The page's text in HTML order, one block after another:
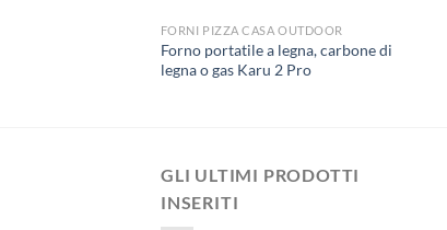
FORNI PIZZA CASA OUTDOOR
Forno portatile a legna, carbone di
legna o gas Karu 2 Pro
GLI ULTIMI PRODOTTI
INSERITI